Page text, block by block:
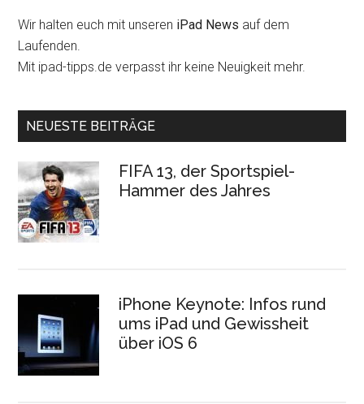
Wir halten euch mit unseren iPad News auf dem
Laufenden.
Mit ipad-tipps.de verpasst ihr keine Neuigkeit mehr.
NEUESTE BEITRÄGE
FIFA 13, der Sportspiel-
Hammer des Jahres
iPhone Keynote: Infos rund
ums iPad und Gewissheit
über iOS 6